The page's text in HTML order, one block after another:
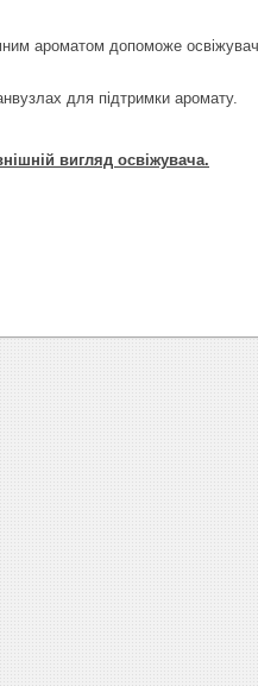
ароматом допоможе
для підтримки аромату.
вигляд освіжувача.